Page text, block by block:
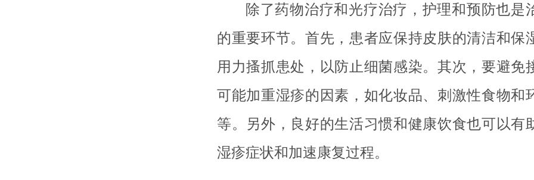
除了药物治疗和光疗治疗，护理和预防也是
的重要环节。首先，患者应保持皮肤的清洁和保
用力搔抓患处，以防止细菌感染。其次，要避免
可能加重湿疹的因素，如化妆品、刺激性食物和
等。另外，良好的生活习惯和健康饮食也可以有
湿疹症状和加速康复过程。